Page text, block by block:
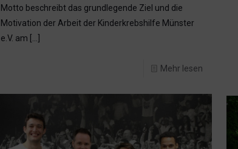
Motto beschreibt das grundlegende Ziel und die
Motivation der Arbeit der Kinderkrebshilfe Münster
e.V. am […]
Mehr lesen